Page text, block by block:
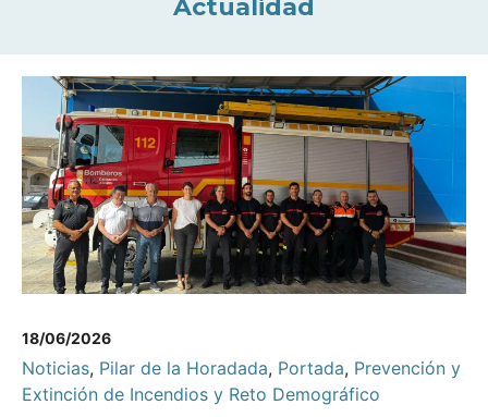
Actualidad
18/06/2026
Noticias, Pilar de la Horadada, Portada, Prevención y
Extinción de Incendios y Reto Demográfico